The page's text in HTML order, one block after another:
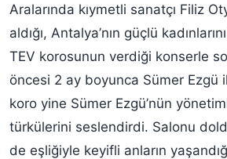
Aralarında kıymetli sanatçı Filiz
aldığı, Antalya’nın güçlü
TEV korosunun verdiği konserle
öncesi 2 ay boyunca Sümer Ezgü
koro yine Sümer Ezgü’nün
türkülerini seslendirdi. Salonu
de eşliğiyle keyifli anların